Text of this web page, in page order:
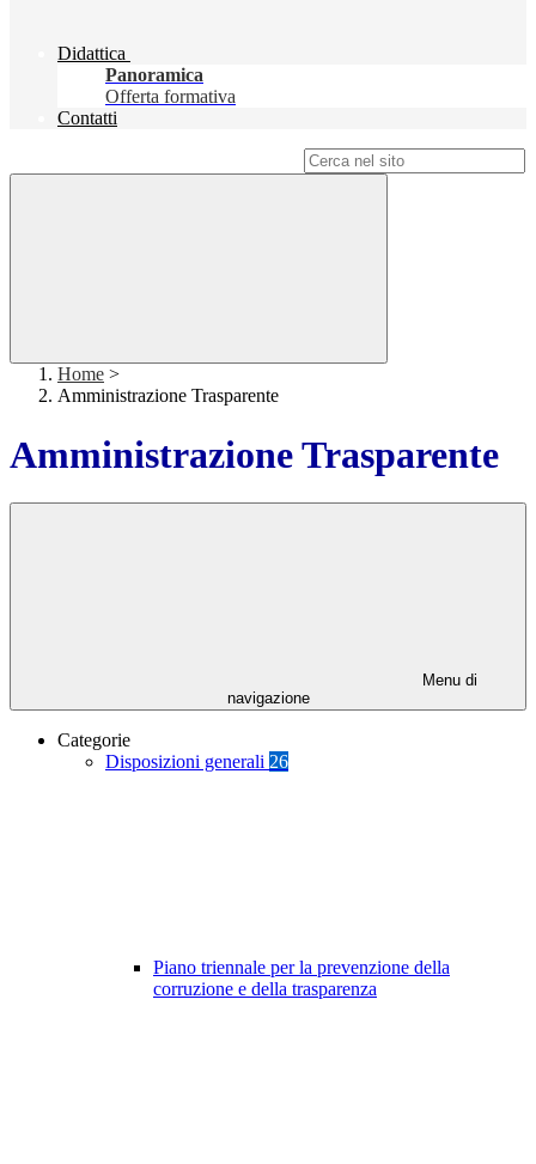
Didattica
Panoramica
Offerta formativa
Contatti
Home >
Amministrazione Trasparente
Amministrazione Trasparente
Menu di
navigazione
Categorie
Disposizioni generali 26
Piano triennale per la prevenzione della
corruzione e della trasparenza